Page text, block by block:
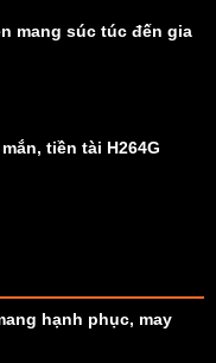
mang súc túc đến gia
tiền tài H264G
hạnh phục, may